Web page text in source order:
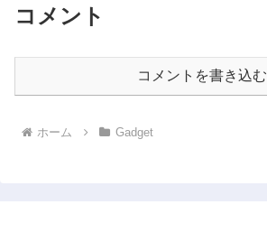
コメント
コメントを書き込む
ホーム Gadget